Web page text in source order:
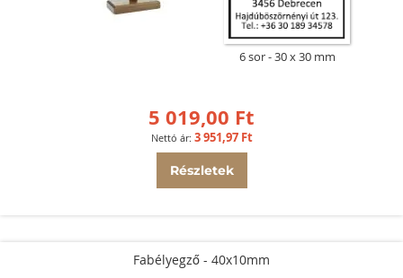
6 sor 30 x 30 mm
5 019,00 Ft
3 951,97 Ft
Részletek
Fabélyegző - 40x10mm